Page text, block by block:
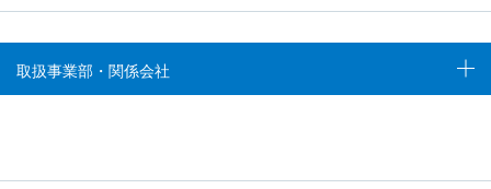
取扱事業部・関係会社